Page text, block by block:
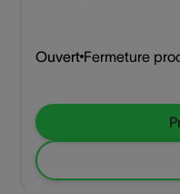
Ouvert Fermeture